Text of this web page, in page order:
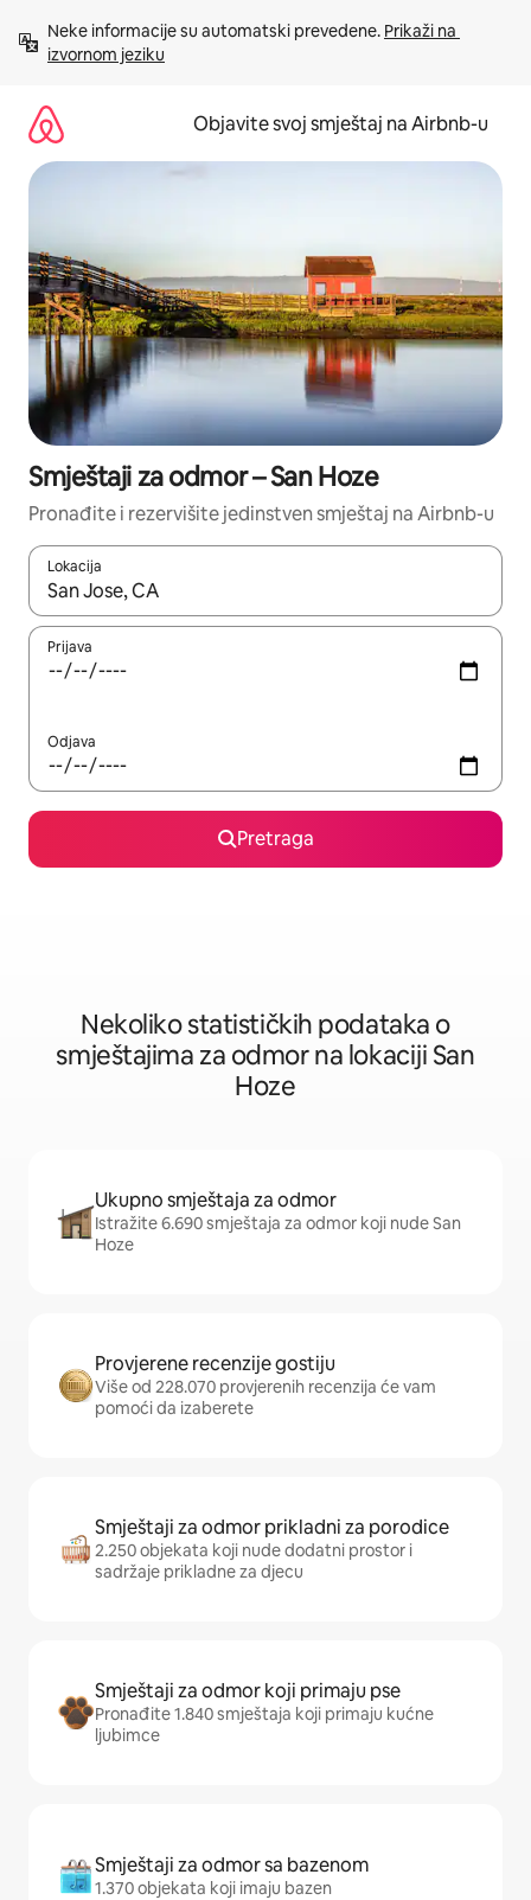
sadržaj
Neke informacije su automatski prevedene. Prikaži na
izvornom jeziku
Objavite svoj smještaj na Airbnb-u
Smještaji za odmor – San Hoze
Pronađite i rezervišite jedinstven smještaj na Airbnb-u
Lokacija
Kad su rezultati dostupni, možete da se krećete kroz njih
Prijava
Odjava
Pretraga
Nekoliko statističkih podataka o
smještajima za odmor na lokaciji San
Hoze
Ukupno smještaja za odmor
Istražite 6.690 smještaja za odmor koji nude San
Hoze
Provjerene recenzije gostiju
Više od 228.070 provjerenih recenzija će vam
pomoći da izaberete
Smještaji za odmor prikladni za porodice
2.250 objekata koji nude dodatni prostor i
sadržaje prikladne za djecu
Smještaji za odmor koji primaju pse
Pronađite 1.840 smještaja koji primaju kućne
ljubimce
Smještaji za odmor sa bazenom
1.370 objekata koji imaju bazen